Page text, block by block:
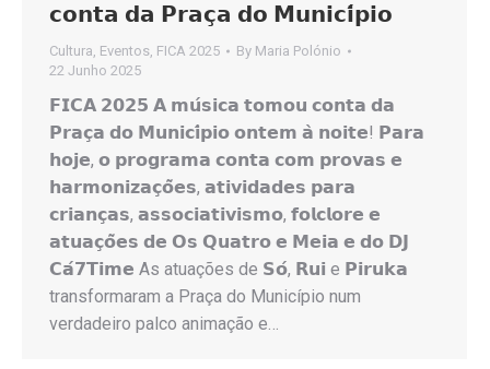
𝗰𝗼𝗻𝘁𝗮 𝗱𝗮 𝗣𝗿𝗮𝗰̧𝗮 𝗱𝗼 𝗠𝘂𝗻𝗶𝗰𝗶́𝗽𝗶𝗼
Cultura, Eventos, FICA 2025 By Maria Polónio
22 Junho 2025
𝗙𝗜𝗖𝗔 𝟮𝟬𝟮𝟱 𝗔 𝗺𝘂́𝘀𝗶𝗰𝗮 𝘁𝗼𝗺𝗼𝘂 𝗰𝗼𝗻𝘁𝗮 𝗱𝗮
𝗣𝗿𝗮𝗰̧𝗮 𝗱𝗼 𝗠𝘂𝗻𝗶𝗰𝗶́𝗽𝗶𝗼 𝗼𝗻𝘁𝗲𝗺 𝗮̀ 𝗻𝗼𝗶𝘁𝗲! 𝗣𝗮𝗿𝗮
𝗵𝗼𝗷𝗲, 𝗼 𝗽𝗿𝗼𝗴𝗿𝗮𝗺𝗮 𝗰𝗼𝗻𝘁𝗮 𝗰𝗼𝗺 𝗽𝗿𝗼𝘃𝗮𝘀 𝗲
𝗵𝗮𝗿𝗺𝗼𝗻𝗶𝘇𝗮𝗰̧𝗼̃𝗲𝘀, 𝗮𝘁𝗶𝘃𝗶𝗱𝗮𝗱𝗲𝘀 𝗽𝗮𝗿𝗮
𝗰𝗿𝗶𝗮𝗻𝗰̧𝗮𝘀, 𝗮𝘀𝘀𝗼𝗰𝗶𝗮𝘁𝗶𝘃𝗶𝘀𝗺𝗼, 𝗳𝗼𝗹𝗰𝗹𝗼𝗿𝗲 𝗲
𝗮𝘁𝘂𝗮𝗰̧𝗼̃𝗲𝘀 𝗱𝗲 𝗢𝘀 𝗤𝘂𝗮𝘁𝗿𝗼 𝗲 𝗠𝗲𝗶𝗮 𝗲 𝗱𝗼 𝗗𝗝
𝗖𝗮́𝟳𝗧𝗶𝗺𝗲 As atuações de 𝗦𝗼́, 𝗥𝘂𝗶 e 𝗣𝗶𝗿𝘂𝗸𝗮
transformaram a Praça do Município num
verdadeiro palco animação e…